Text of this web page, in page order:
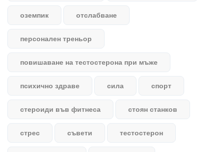
оземпик отслабване
персонален треньор
повишаване на тестостерона при мъже
психично здраве сила спорт
стероиди във фитнеса стоян станков
стрес съвети тестостерон